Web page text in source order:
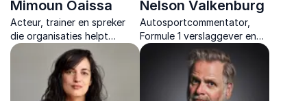
Mimoun Oaissa
Acteur, trainer en spreker
die organisaties helpt
effectiever te
communiceren, samen te
werken en te leiden met
impact en humor.
Nelson Valkenburg
Autosportcommentator,
Formule 1 verslaggever en
motivator deelt scherpe
inzichten over druk,
teamwork en groei vanuit de
internationale topsport.